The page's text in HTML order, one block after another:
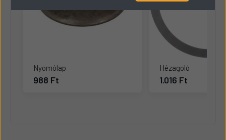
Nyomólap
988 Ft
Hézagoló
1.016 Ft